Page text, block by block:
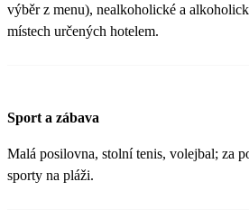
výběr z menu), nealkoholické a
místech určených hotelem.
Sport a zábava
Malá posilovna, stolní tenis, volejbal; za
sporty na pláži.